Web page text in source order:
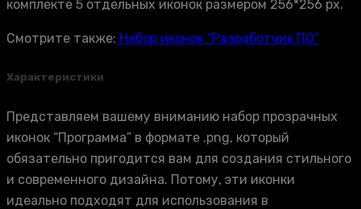
комплекте 5 отдельных иконок размером 256*256 px.
Смотрите также: Набор иконок “Разработчик ПО”
Характеристики
Представляем вашему вниманию набор прозрачных
иконок “Программа” в формате .png, который
обязательно пригодится вам для создания стильного
и современного дизайна. Потому, эти иконки
идеально подходят для использования в